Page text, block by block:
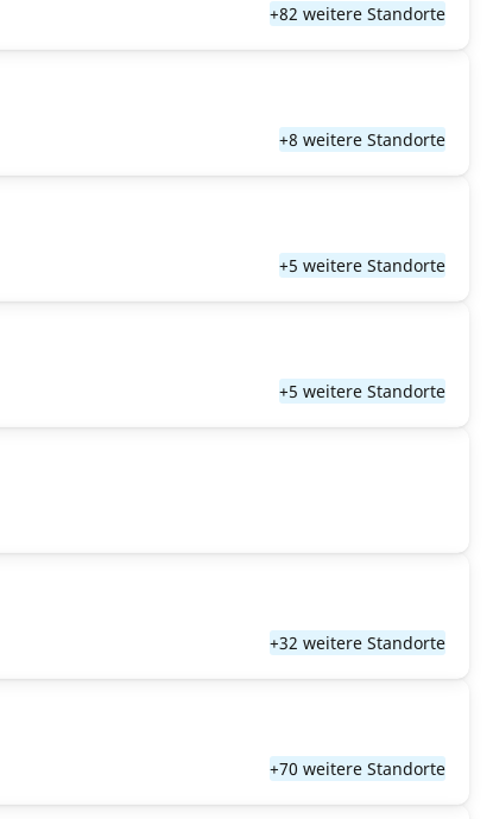
+82 weitere Standorte
+8 weitere Standorte
+5 weitere Standorte
+5 weitere Standorte
+32 weitere Standorte
+70 weitere Standorte